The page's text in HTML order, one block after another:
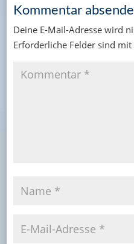
Kommentar
Deine E-Mail-Adresse wird
Erforderliche Felder sind mit